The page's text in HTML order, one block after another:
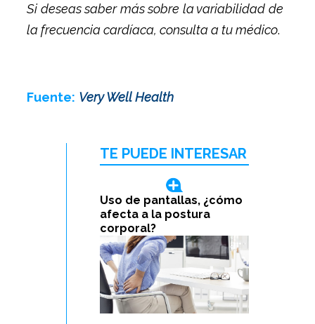
Si deseas saber más sobre lavariabilidad de
la frecuencia cardíaca, consulta a tu médico.
Fuente: Very Well Health
TE PUEDE INTERESAR
Uso de pantallas, ¿cómo
afecta a la postura
corporal?